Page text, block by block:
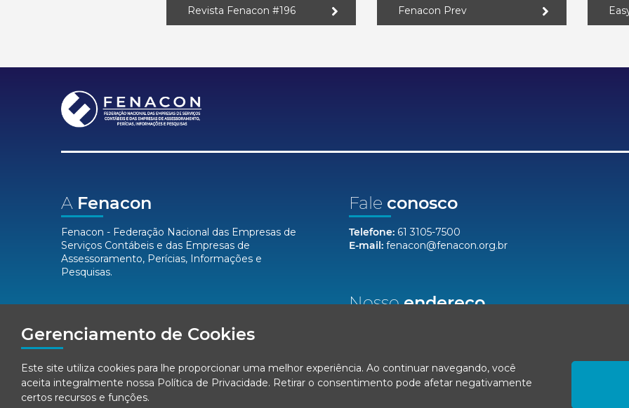
Gerenciamento de Cookies
Este site utiliza cookies para lhe proporcionar uma melhor experiência. Ao continuar navegando, você
aceita integralmente nossa Política de Privacidade. Retirar o consentimento pode afetar negativamente
certos recursos e funções.
Revista Fenacon #196 Fenacon Prev
A Fenacon
Fenacon - Federação Nacional das Empresas de
Serviços Contábeis e das Empresas de
Assessoramento, Perícias, Informações e
Pesquisas.
MídiasSociais
Fale conosco
Telefone: 61 3105-7500
E-mail: fenacon@fenacon.org.br
Nossoendereço